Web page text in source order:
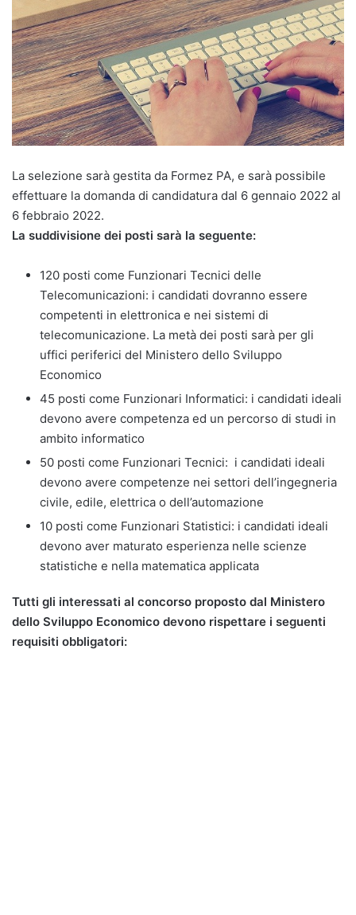
La selezione sarà gestita da Formez PA, e sarà possibile
effettuare la domanda di candidatura dal 6 gennaio 2022 al
6 febbraio 2022.
La suddivisione dei posti sarà la seguente:
120 posti come Funzionari Tecnici delle
Telecomunicazioni: i candidati dovranno essere
competenti in elettronica e nei sistemi di
telecomunicazione. La metà dei posti sarà per gli
uffici periferici del Ministero dello Sviluppo
Economico
45 posti come Funzionari Informatici: i candidati ideali
devono avere competenza ed un percorso di studi in
ambito informatico
50 posti come Funzionari Tecnici: i candidati ideali
devono avere competenze nei settori dell’ingegneria
civile, edile, elettrica o dell’automazione
10 posti come Funzionari Statistici: i candidati ideali
devono aver maturato esperienza nelle scienze
statistiche e nella matematica applicata
Tutti gli interessati al concorso proposto dal Ministero
dello Sviluppo Economico devono rispettare i seguenti
requisiti obbligatori: